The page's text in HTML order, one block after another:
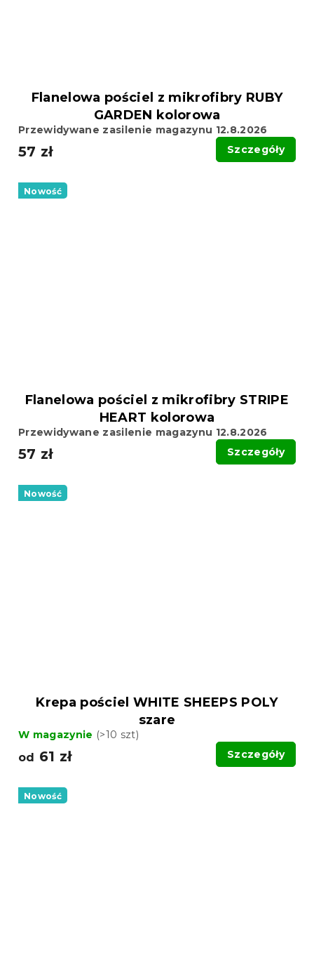
Flanelowa pościel z mikrofibry RUBY
GARDEN kolorowa
Przewidywane zasilenie magazynu 12.8.2026
57 zł Szczegóły
Nowość
Flanelowa pościel z mikrofibry STRIPE
HEART kolorowa
Przewidywane zasilenie magazynu 12.8.2026
57 zł Szczegóły
Nowość
Krepa pościel WHITE SHEEPS POLY
szare
W magazynie (>10 szt)
od 61 zł Szczegóły
Nowość